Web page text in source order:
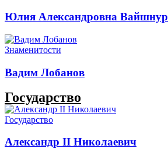
Юлия Александровна Вайшнур
Знаменитости
Вадим Лобанов
Государство
Государство
Александр II Николаевич